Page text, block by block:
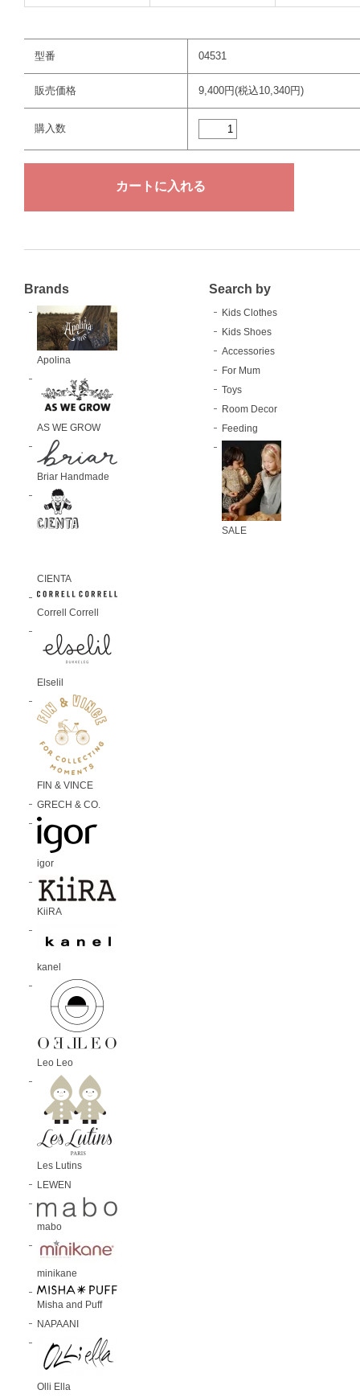
型番 04531
販売価格 9,400円(税込10,340円)
購入数
Brands
Apolina
AS WE GROW
Briar Handmade
CIENTA
Correll Correll
Elselil
FIN & VINCE
GRECH & CO.
igor
KiiRA
kanel
Leo Leo
Les Lutins
LEWEN
mabo
minikane
Misha and Puff
NAPAANI
Olli Ella
Search by
Kids Clothes
Kids Shoes
Accessories
For Mum
Toys
Room Decor
Feeding
SALE